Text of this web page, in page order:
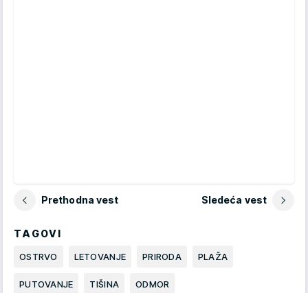
Prethodna vest Sledeća vest
TAGOVI
OSTRVO LETOVANJE PRIRODA PLAŽA
PUTOVANJE TIŠINA ODMOR